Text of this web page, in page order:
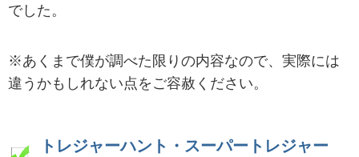
でした。
※あくまで僕が調べた限りの内容なので、実際には
違うかもしれない点をご容赦ください。
トレジャーハント・スーパートレジャー